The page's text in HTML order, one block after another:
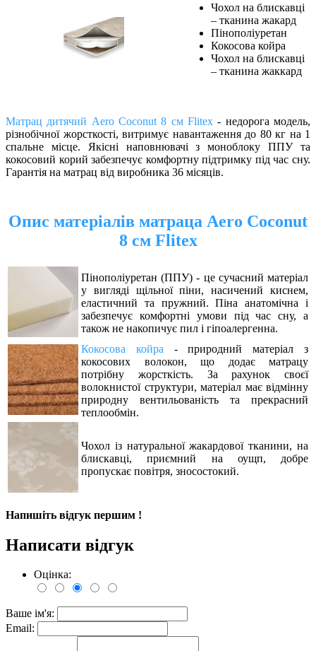
Чохол на блискавці
– тканина жакард
Пінополіуретан
Кокосова койра
Чохол на блискавці
– тканина жаккард
Матрац дитячий Aero Coconut 8 см Flitex- недорога модель,
різнобічної жорсткості, витримує навантаження до 80 кг на 1
спальне місце. Якісні наповнювачі з моноблоку ППУ та
кокосовий корий забезпечує комфортну підтримку під час сну.
Гарантія на матрац від виробника 36 місяців.
Опис матеріалів матраца Aero Coconut
8 см Flitex
Пінополіуретан (ППУ) - це сучасний матеріал
у вигляді щільної піни, насичений киснем,
еластичний та пружний. Піна анатомічна і
забезпечує комфортні умови під час сну, а
також не накопичує пил і гіпоалергенна.
Кокосова койра - природний матеріал з
кокосових волокон, що додає матрацу
потрібну жорсткість. За рахунок своєї
волокнистої структури, матеріал має відмінну
природну вентильованість та прекрасний
теплообмін.
Чохол із натуральної жакардової тканини, на
блискавці, приємний на оущп, добре
пропускає повітря, зносостокий.
Напишіть відгук першим !
Написати відгук
Оцінка:
Ваше ім'я:
Email: